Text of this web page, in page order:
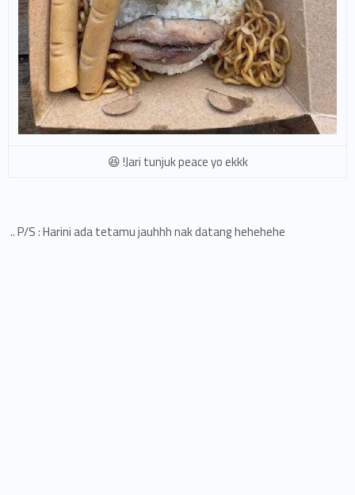
Jari tunjuk peace yo ekkk! 😆
P/S : Harini ada tetamu jauhhh nak datang hehehehe ..